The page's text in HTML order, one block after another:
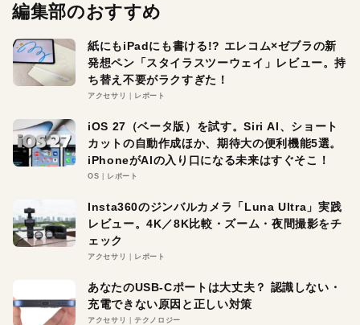
編集部のおすすめ
紙にもiPadにも書ける!? エレコム×ゼブラの新
発想ペン「スタイラスツーウェイ」レビュー。持
ち替え不要がラクすぎた！
アクセサリ レポート
iOS 27（ベータ版）を試す。Siri AI、ショート
カットの自動作成ほか、期待大の便利機能5選。
iPhoneがAIの入り口になる未来はすぐそこ！
OS レポート
Insta360のジンバルカメラ「Luna Ultra」実践
レビュー。4K／8K比較・ズーム・夜間撮影をチ
ェック
アクセサリ レポート
あなたのUSB-Cポートは大丈夫？ 認識しない・
充電できない原因と正しい対策
アクセサリ テクノロジー